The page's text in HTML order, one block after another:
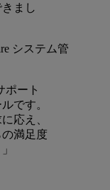
まし
システム管
ポート
です。
応え、
満足度